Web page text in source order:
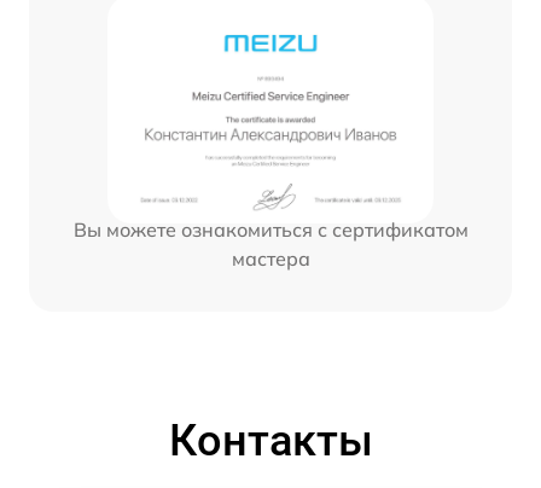
Вы можете ознакомиться с сертификатом
мастера
Контакты